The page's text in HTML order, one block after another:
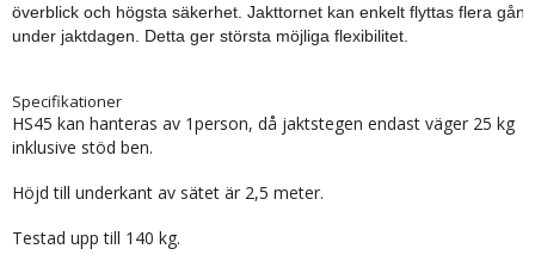
överblick och högsta säkerhet. Jakttornet kan enkelt flyttas flera
under jaktdagen. Detta ger största möjliga flexibilitet.
Specifikationer
HS45 kan hanteras av 1person, då jaktstegen endast väger 25 kg
inklusive stöd ben.
Höjd till underkant av sätet är 2,5 meter.
Testad upp till 140 kg.